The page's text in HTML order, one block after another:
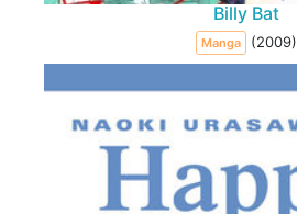
Billy Bat
Manga (2009)